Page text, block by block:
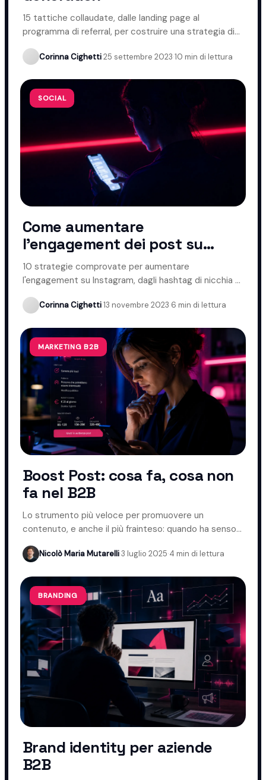
15 tattiche collaudate, dalle landing page al
programma di referral, per costruire una strategia di
lead generation efficace.
Corinna Cighetti·25 settembre 2023·10 min di lettura
SOCIAL
Come aumentare
l'engagement dei post su
Instagram
10 strategie comprovate per aumentare
l'engagement su Instagram, dagli hashtag di nicchia ai
Corinna Cighetti·13 novembre 2023·6 min di lettura
MARKETING B2B
Boost Post: cosa fa, cosa non
fa nel B2B
Lo strumento più veloce per promuovere un
contenuto, e anche il più frainteso: quando ha senso
Nicolò Maria Mutarelli·3 luglio 2025·4 min di lettura
BRANDING
Brand identity per aziende
B2B